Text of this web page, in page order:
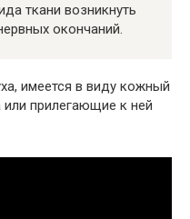
ткани возникнуть
окончаний.
имеется в виду кожный
или прилегающие к ней